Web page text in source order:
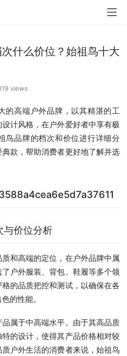
什么价位？始祖鸟十大
views
的高端户外品牌，以其精湛的工
计风格，在户外爱好者中享有极
鸟品牌的档次和价位进行详细分
款，帮助消费者更好地了解并选
与价位分析
和高端的定位，在户外品牌中属
户外服装、背包、鞋履等多个领
的品质把控和测试，以确保在各
的性能。
属于中高端水平。由于其高品质
的设计，使得其产品价格相对较
户外生活的消费者来说，始祖鸟